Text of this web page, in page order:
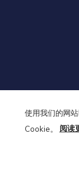
使用我们的网
Cookie。
阅读
© 2026 KL Metro